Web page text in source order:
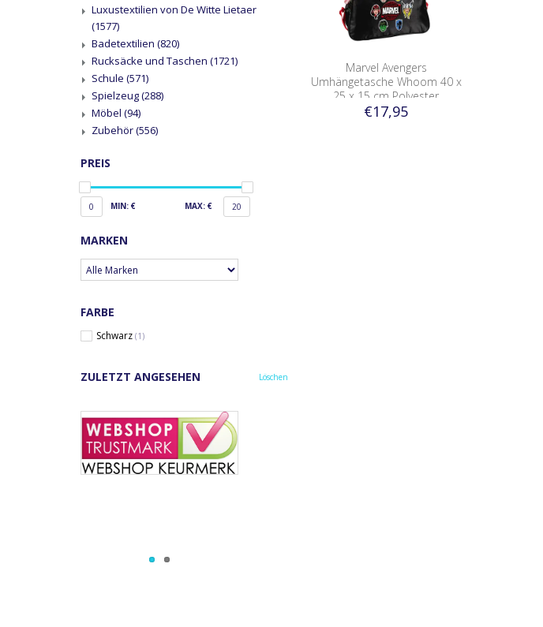
Luxustextilien von De Witte Lietaer
(1577)
Badetextilien (820)
Rucksäcke und Taschen (1721)
Schule (571)
Spielzeug(288)
Möbel (94)
Zubehör(556)
PREIS
0 MIN: € MAX: € 20
MARKEN
FARBE
Schwarz (1)
ZULETZT ANGESEHEN Löschen
Marvel Avengers
Umhängetasche Whoom 40 x
25 x 15 cm Polyester
€17,95